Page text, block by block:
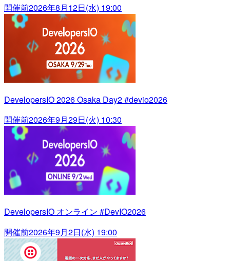
開催前2026年8月12日(水) 19:00
DevelopersIO 2026 Osaka Day2 #devio2026
開催前2026年9月29日(火) 10:30
DevelopersIO オンライン #DevIO2026
開催前2026年9月2日(水) 19:00